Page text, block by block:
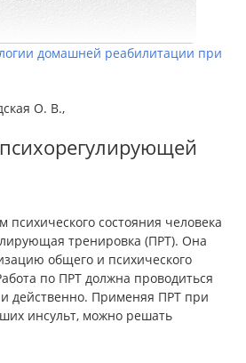
домашней реабилитации при
О. В.,
состояния человека
тренировка (ПРТ). Она
общего и психического
по ПРТ должна проводиться
действенно. Применяя ПРТ при
инсульт, можно решать